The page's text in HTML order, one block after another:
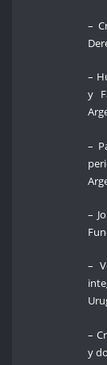
–
–
y
–
–
–
–
y